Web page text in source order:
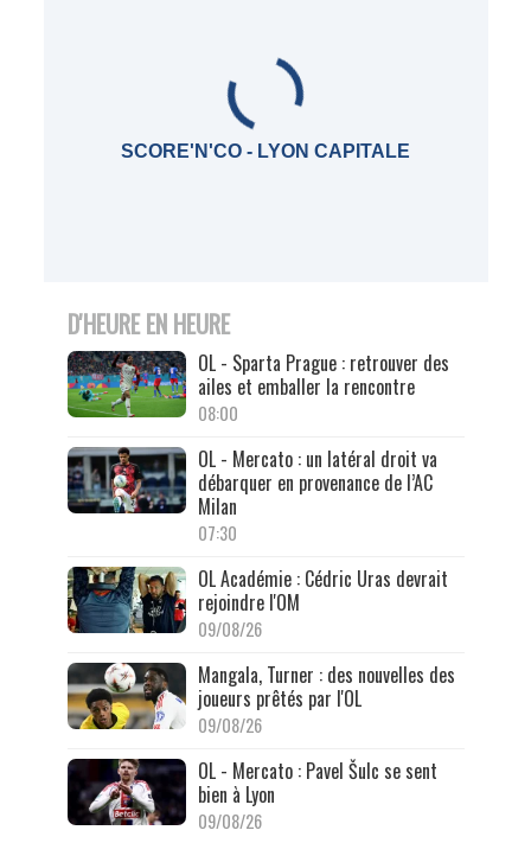
SCORE'N'CO - LYON CAPITALE
D'HEURE EN HEURE
OL - Sparta Prague : retrouver des
ailes et emballer la rencontre
08:00
OL - Mercato : un latéral droit va
débarquer en provenance de l’AC
Milan
07:30
OL Académie : Cédric Uras devrait
rejoindre l'OM
09/08/26
Mangala, Turner : des nouvelles des
joueurs prêtés par l'OL
09/08/26
OL - Mercato : Pavel Šulc se sent
bien à Lyon
09/08/26